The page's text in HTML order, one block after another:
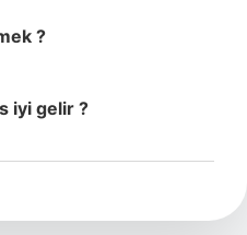
?
iyi gelir ?